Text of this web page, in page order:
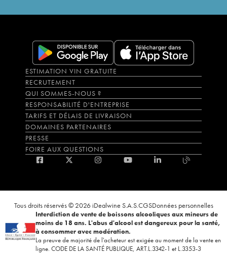
ESTIMATION VIN GRATUITE
RECRUTEMENT
QUI SOMMES-NOUS ?
RESPONSABILITÉ D'ENTREPRISE
TARIFS ET DÉLAIS DE LIVRAISON
DOMAINES PARTENAIRES
PRESSE
FOIRE AUX QUESTIONS
Tous droits réservés © 2026 iDealwine S.A.S.CGSDonnées personnelles
Interdiction de vente de boissons alcooliques aux mineurs de
moins de 18 ans. L'abus d'alcool est dangereux pour la santé,
à consommer avec modération.
La preuve de majorité de l'acheteur est exigée au moment de la vente en
ligne. CODE DE LA SANTÉ PUBLIQUE, ART.L.3342-1 et L.3353-3